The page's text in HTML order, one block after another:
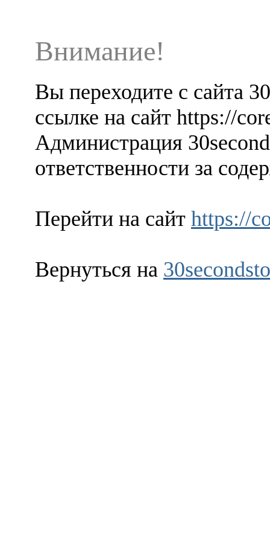
Внимание!
Вы переходите с сайта
ссылке на сайт https://
Администрация
ответственности за
Перейти на сайт https://
Вернуться на